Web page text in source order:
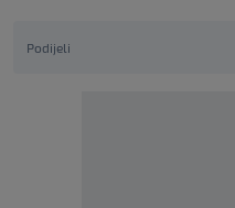
Podijeli